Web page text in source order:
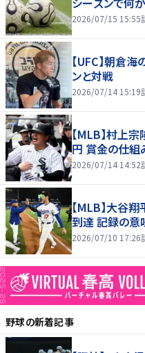
2026/07/15 15:55
【UFC】朝倉
ンと対戦
2026/07/14 15:19
【MLB】村上
円 賞金の仕組
2026/07/14 14:52
【MLB】大谷
到達 記録の意
2026/07/10 17:26
野球の新着記事